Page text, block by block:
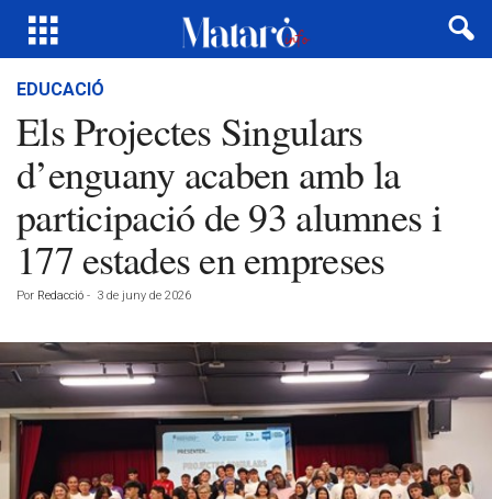
EDUCACIÓ
Els Projectes Singulars
d’enguany acaben amb la
participació de 93 alumnes i
177 estades en empreses
Por Redacció - 3 de juny de 2026